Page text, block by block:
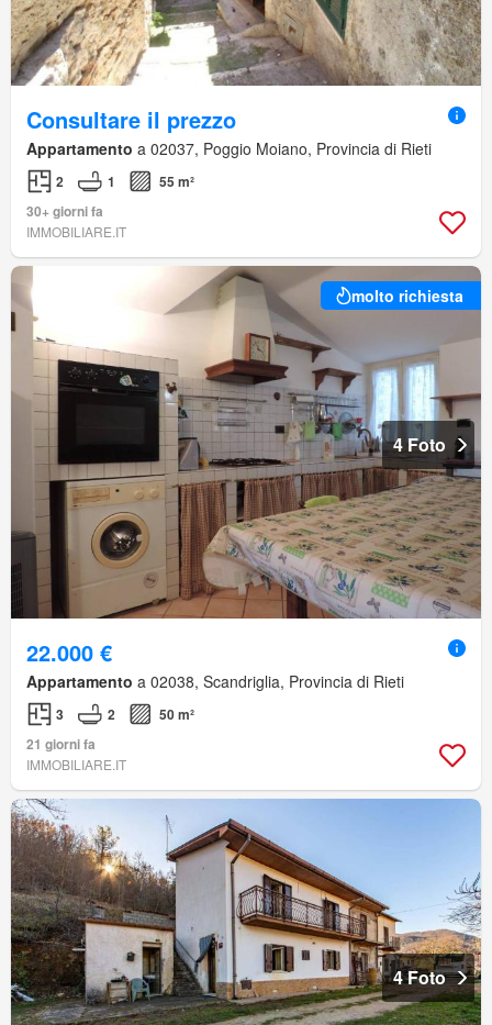
Consultare il prezzo
Appartamento a 02037, Poggio Moiano, Provincia di Rieti
2 1
55 m²
30+ giorni fa
IMMOBILIARE.IT
molto richiesta
4 Foto
22.000 €
Appartamento a 02038, Scandriglia, Provincia di Rieti
3 2
50 m²
21 giorni fa
IMMOBILIARE.IT
4 Foto